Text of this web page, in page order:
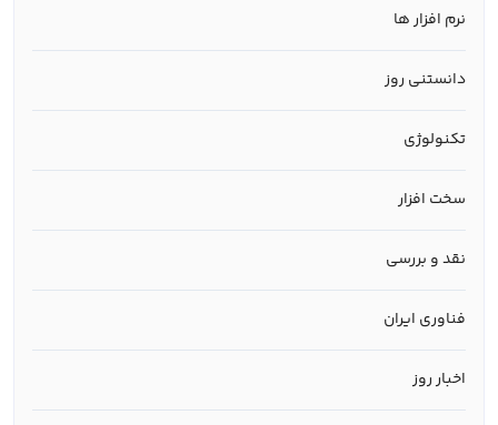
نرم افزار ها
دانستنی روز
تکنولوژی
سخت افزار
نقد و بررسی
فناوری ایران
اخبار روز